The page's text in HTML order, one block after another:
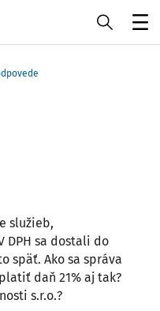
služieb,
DPH sa dostali do
späť. Ako sa správa
daň 21% aj tak?
s.r.o.?